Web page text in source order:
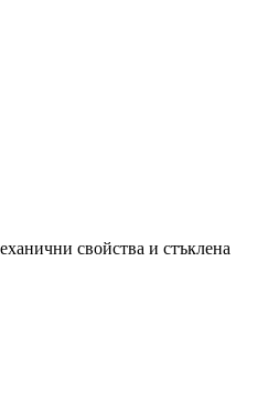
свойства и стъклена